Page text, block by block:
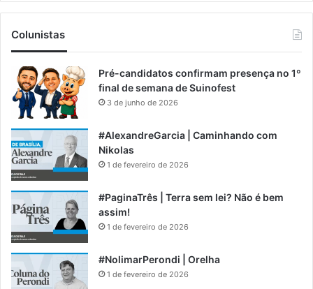
Colunistas
Pré-candidatos confirmam presença no 1º
final de semana de Suinofest
3 de junho de 2026
#AlexandreGarcia | Caminhando com
Nikolas
1 de fevereiro de 2026
#PaginaTrês | Terra sem lei? Não é bem
assim!
1 de fevereiro de 2026
#NolimarPerondi | Orelha
1 de fevereiro de 2026